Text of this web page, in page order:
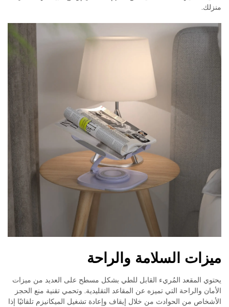
منزلك.
ميزات السلامة والراحة
يحتوي المقعد المُريء القابل للطي بشكل مسطح على العديد من ميزات
الأمان والراحة التي تميزه عن المقاعد التقليدية. وتحمي تقنية منع الحجز
الأشخاص من الحوادث من خلال إيقاف وإعادة تشغيل الميكانيزم تلقائيًا إذا